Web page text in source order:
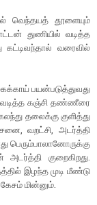
வெந்தயத் தூளையும்
துணியில் வடித்த
வரைவில்
பயன்படுத்துவது
கஞ்சி தண்ணீரை
தலைக்கு குளித்து
வறட்சி, அடர்த்தி
பெரும்பாலானோருக்கு
குறைகிறது.
இழந்த முடி மீண்டு
மின்னும்.